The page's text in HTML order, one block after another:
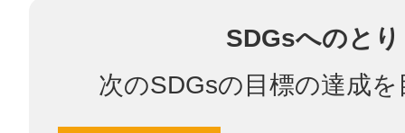
SDGsへのと
次のSDGsの目標の達成
鎌倉